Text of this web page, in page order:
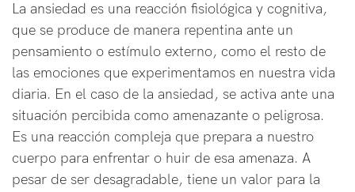
La ansiedad es una reacción fisiológica y cognitiva,
que se produce de manera repentina ante un
pensamiento o estímulo externo, como el resto de
las emociones que experimentamos en nuestra vida
diaria. En el caso de la ansiedad, se activa ante una
situación percibida como amenazante o peligrosa.
Es una reacción compleja que prepara a nuestro
cuerpo para enfrentar o huir de esa amenaza. A
pesar de ser desagradable, tiene un valor para la